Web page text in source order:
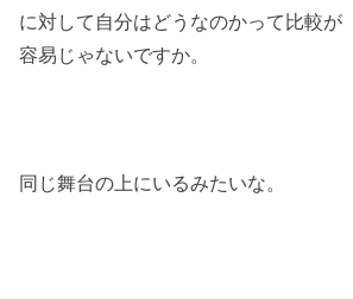
に対して自分はどうなのかって比較が
容易じゃないですか。
同じ舞台の上にいるみたいな。